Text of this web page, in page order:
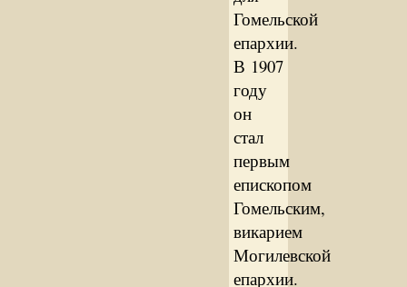
Гомельской
епархии.
В 1907
году
он
стал
первым
епископом
Гомельским,
викарием
Могилевской
епархии.